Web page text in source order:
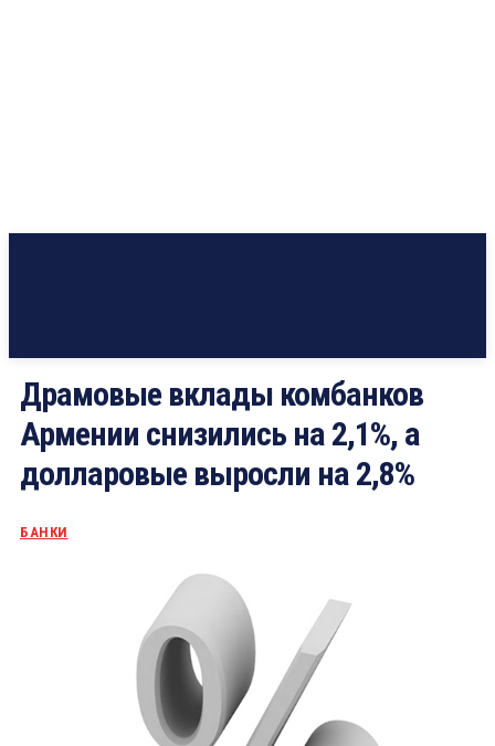
Драмовые вклады комбанков
Армении снизились на 2,1%, а
долларовые выросли на 2,8%
БАНКИ